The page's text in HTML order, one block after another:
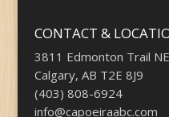
CONTACT &
3811 Edmonton Trail NE
Calgary, AB T2E 8J9
(403) 808-6924
info@capoeiraabc.com